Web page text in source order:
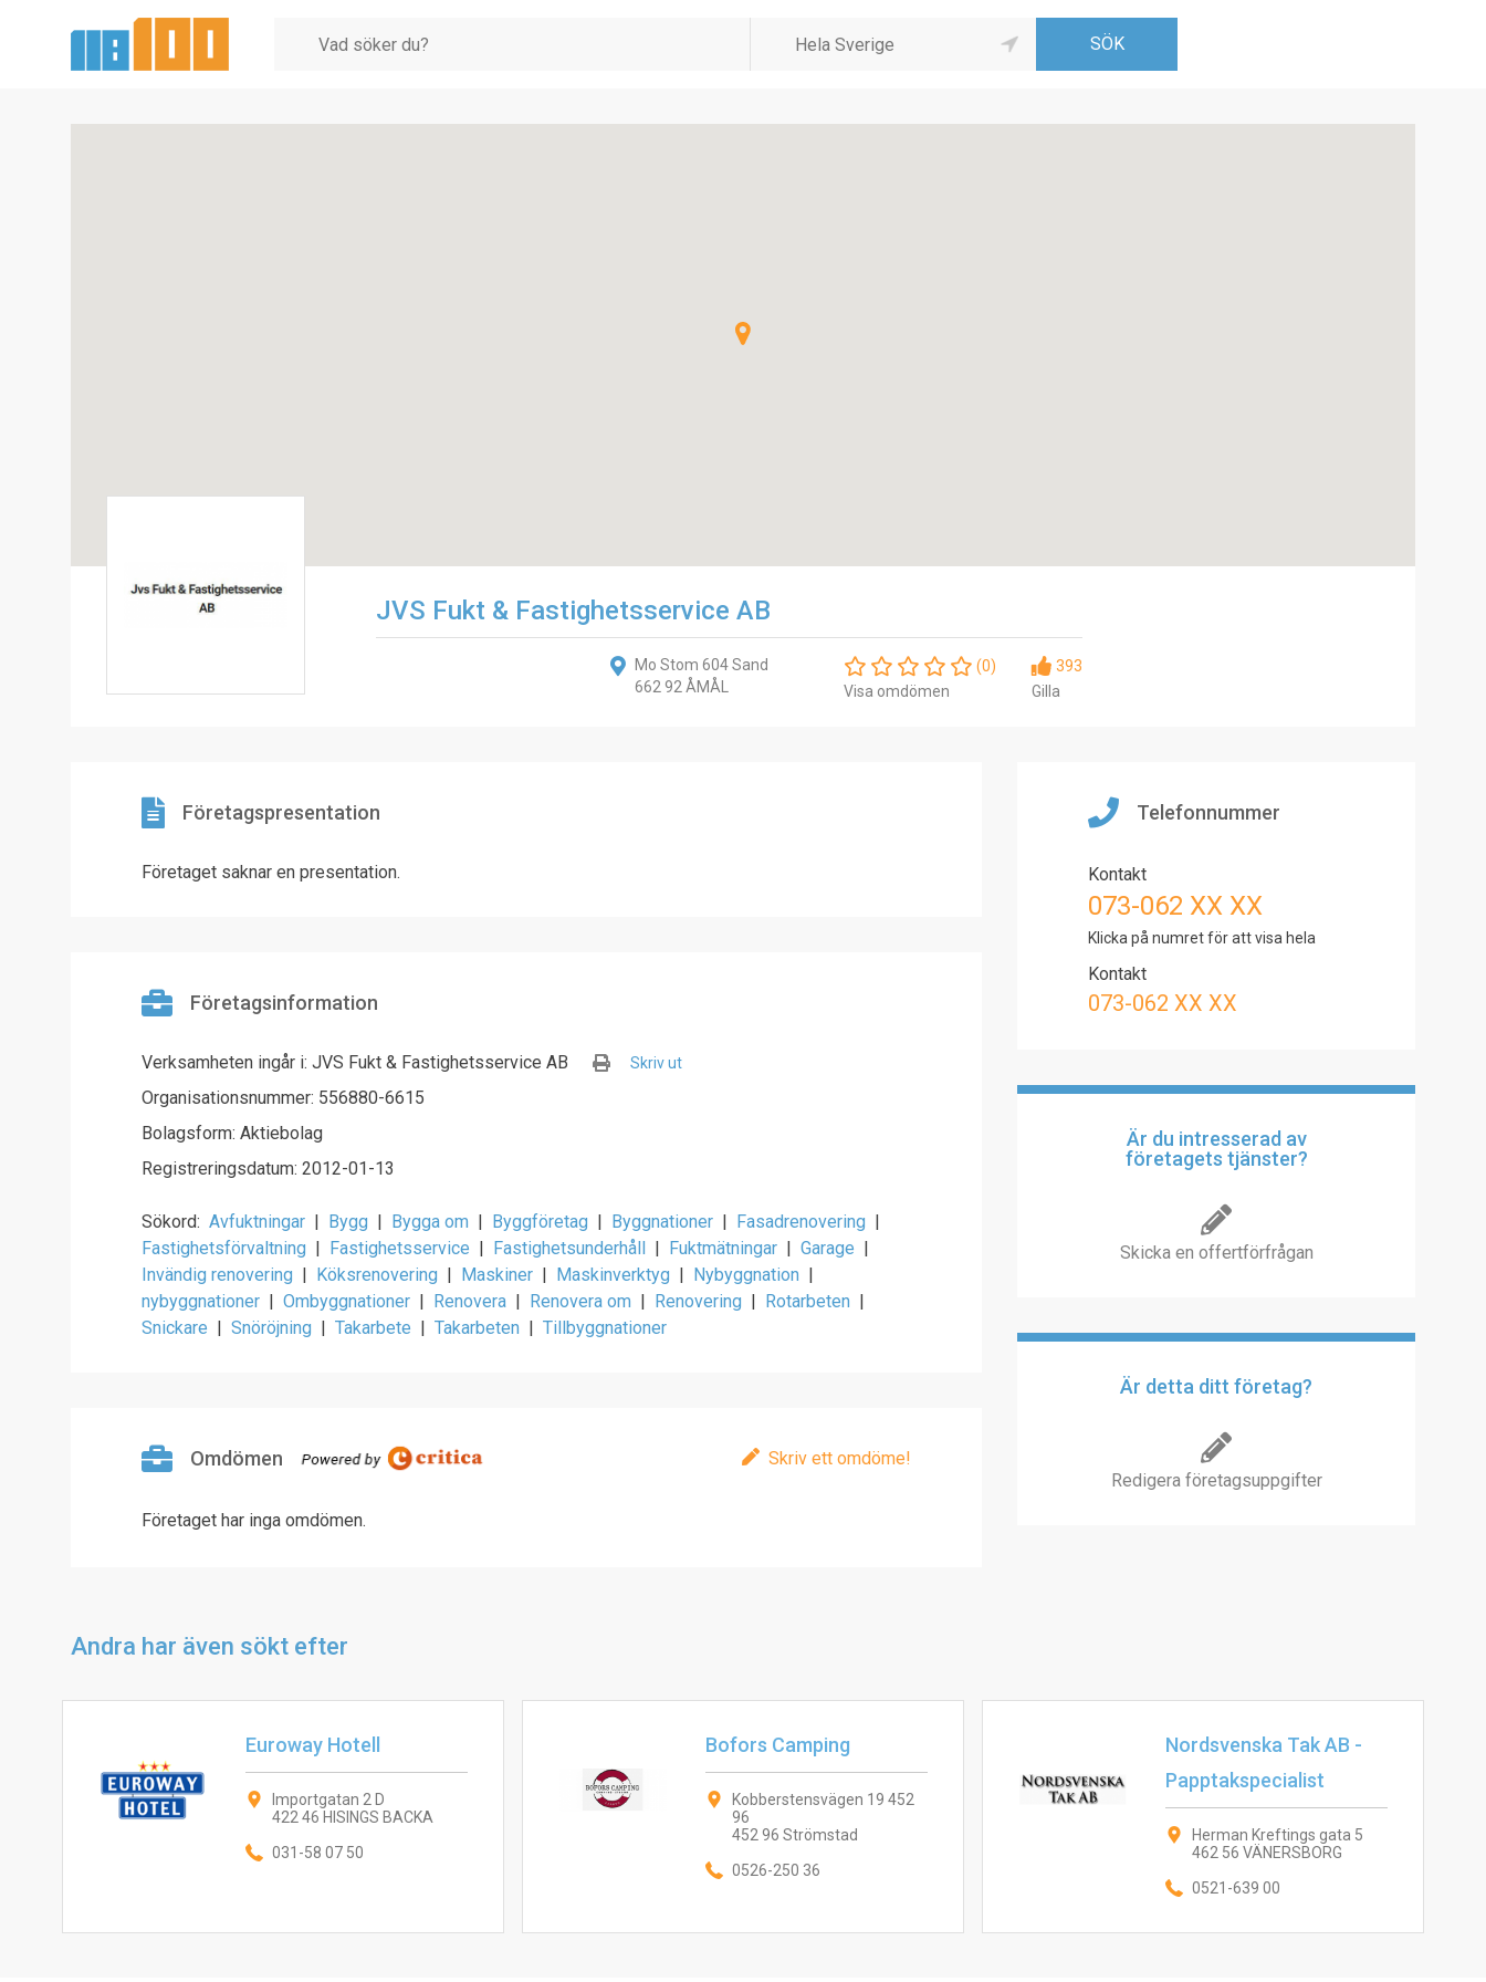
JVS Fukt & Fastighetsservice AB
Mo Stom 604 Sand
662 92 ÅMÅL
(0)
Visa omdömen
393
Gilla
Företagspresentation
Företaget saknar en presentation.
Företagsinformation
Verksamheten ingår i: JVS Fukt & Fastighetsservice AB
Organisationsnummer: 556880-6615
Bolagsform: Aktiebolag
Registreringsdatum: 2012-01-13
Skriv ut
Sökord: Avfuktningar | Bygg | Bygga om | Byggföretag | Byggnationer | Fasadrenovering |
Fastighetsförvaltning | Fastighetsservice | Fastighetsunderhåll | Fuktmätningar | Garage |
Invändig renovering | Köksrenovering | Maskiner | Maskinverktyg | Nybyggnation |
nybyggnationer | Ombyggnationer | Renovera | Renovera om | Renovering | Rotarbeten |
Snickare | Snöröjning | Takarbete | Takarbeten | Tillbyggnationer
Omdömen Skriv ett omdöme!
Företaget har inga omdömen.
Telefonnummer
Kontakt
073-062 XX XX
Klicka på numret för att visa hela
Kontakt
073-062 XX XX
Är du intresserad av
företagets tjänster?
Skicka en offertförfrågan
Är detta ditt företag?
Redigera företagsuppgifter
Andra har även sökt efter
Euroway Hotell
Importgatan 2 D
422 46 HISINGS BACKA
031-58 07 50
Bofors Camping
Kobberstensvägen 19 452
96
452 96 Strömstad
0526-250 36
Nordsvenska Tak AB -
Papptakspecialist
Herman Kreftings gata 5
462 56 VÄNERSBORG
0521-639 00